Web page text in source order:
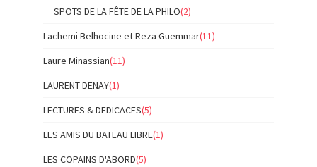
SPOTS DE LA FÊTE DE LA PHILO(2)
Lachemi Belhocine et Reza Guemmar(11)
Laure Minassian(11)
LAURENT DENAY(1)
LECTURES & DEDICACES(5)
LES AMIS DU BATEAU LIBRE(1)
LES COPAINS D'ABORD(5)